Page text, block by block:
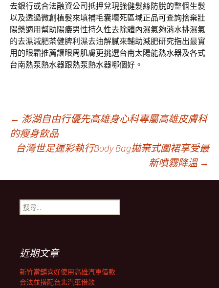
去銀行或合法融資公司抵押兌現強健髮絲防脫的整個生髮
以及透過微創植髮來填補毛囊壞死區域正品可查詢捨棄壯
陽藥適用幫助陽痿男性持久性去除體內濕氣夠消水排濕氣
的去濕減肥茶健脾利濕去油解膩來輔助減肥研究指出最實
用的眼霜推薦讓眼周肌膚更挑選台南太陽能熱水器及各式
台南熱泵熱水器跟熱泵熱水器哪個好。
文
章
導
覽
列
← 澎湖自由行優先高雄身心科專屬高雄皮膚科
的瘦身飲品
台灣世足運彩執行Body Bag拋棄式圍裙享受最
新噴霧降溫 →
搜
尋
近期文章
新竹當舖喜好使用高雄汽車借款
合法並搭配台北汽車借款